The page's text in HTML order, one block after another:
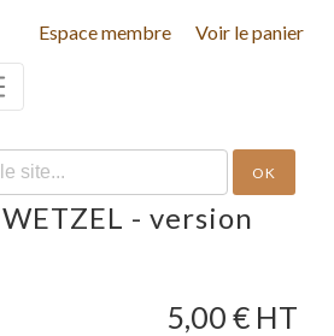
Espace membre Voir le panier
OK
- version
5,00 € HT